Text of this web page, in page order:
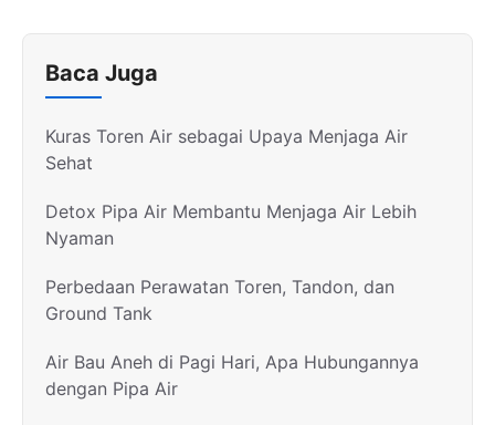
Baca Juga
Kuras Toren Air sebagai Upaya Menjaga Air
Sehat
Detox Pipa Air Membantu Menjaga Air Lebih
Nyaman
Perbedaan Perawatan Toren, Tandon, dan
Ground Tank
Air Bau Aneh di Pagi Hari, Apa Hubungannya
dengan Pipa Air